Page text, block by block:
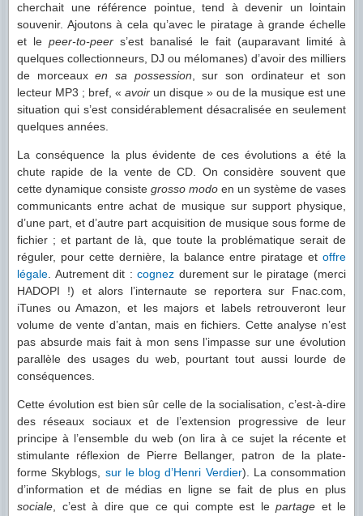
cherchait une référence pointue, tend à devenir un lointain
souvenir. Ajoutons à cela qu’avec le piratage à grande échelle
et lepeer-to-peer s’est banalisé le fait (auparavant limité à
quelques collectionneurs, DJ ou mélomanes) d’avoir des milliers
de morceauxen sa possession , sur son ordinateur et son
lecteur MP3 ; bref, « avoir un disque » ou de la musique est une
situation qui s’est considérablement désacralisée en seulement
quelques années.
La conséquence la plus évidente de ces évolutions a été la
chute rapide de la vente de CD. On considère souvent que
cette dynamique consiste grosso modo en un système de vases
communicants entre achat de musique sur support physique,
d’une part, et d’autre part acquisition de musique sous forme de
fichier ; et partant de là, que toute la problématique serait de
réguler, pour cette dernière, la balance entre piratage et offre
légale . Autrement dit :cognez durement sur le piratage (merci
HADOPI !) et alors l’internaute se reportera sur Fnac.com,
iTunes ou Amazon, et les majors et labels retrouveront leur
volume de vente d’antan, mais en fichiers. Cette analyse n’est
pas absurde mais fait à mon sens l’impasse sur une évolution
parallèle des usages du web, pourtant tout aussi lourde de
conséquences.
Cette évolution est bien sûr celle de la socialisation, c’est-à-dire
des réseaux sociaux et de l’extension progressive de leur
principe à l’ensemble du web (on lira à ce sujet la récente et
stimulante réflexion de Pierre Bellanger, patron de la plate-
forme Skyblogs, sur le blog d’Henri Verdier). La consommation
d’information et de médias en ligne se fait de plus en plus
sociale , c’est à dire que ce qui compte est le partage et le